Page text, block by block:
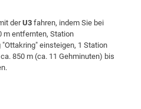
derU3 fahren, indem Sie bei
m entfernten, Station
einsteigen, 1 Station
850 m (ca. 11 Gehminuten) bis